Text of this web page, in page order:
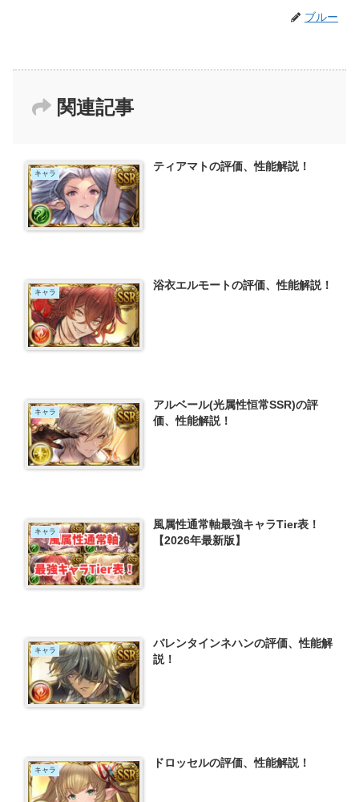
ブルー
関連記事
キャラ
ティアマトの評価、性能解説！
キャラ
浴衣エルモートの評価、性能解説！
キャラ
アルベール(光属性恒常SSR)の評
価、性能解説！
キャラ
風属性通常軸最強キャラTier表！
【2026年最新版】
キャラ
バレンタインネハンの評価、性能解
説！
キャラ
ドロッセルの評価、性能解説！